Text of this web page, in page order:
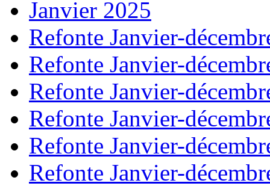
Janvier 2025
Refonte Janvier-
Refonte Janvier-
Refonte Janvier-
Refonte Janvier-
Refonte Janvier-
Refonte Janvier-